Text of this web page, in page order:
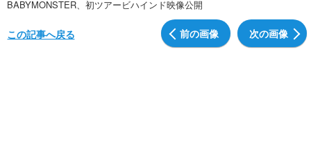
BABYMONSTER、初ツアービハインド映像公開
前の画像 次の画像
この記事へ戻る